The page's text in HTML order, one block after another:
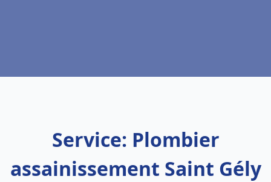
Service: Plombier
assainissement Saint Gély